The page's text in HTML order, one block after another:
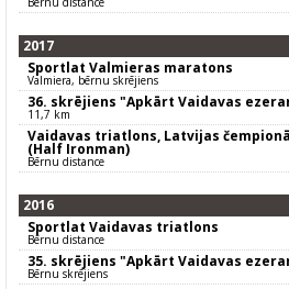
2017
Sportlat Valmieras maratons
Valmiera, bērnu skrējiens
36. skrējiens "Apkārt Vaidavas
11,7 km
Vaidavas triatlons, Latvijas
(Half Ironman)
Bērnu distance
2016
Sportlat Vaidavas triatlons
Bērnu distance
35. skrējiens "Apkārt Vaidavas
Bērnu skrējiens